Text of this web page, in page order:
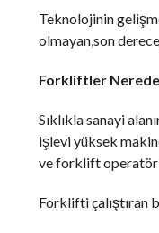
Teknolojinin
olmayan,son
Forkliftler Nerede
Sıklıkla sanayi
işlevi yüksek
ve forklift
Forklifti çalıştıran